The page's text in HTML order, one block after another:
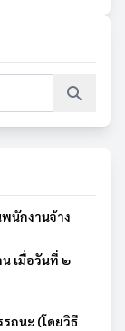
นักงานจ้าง
เมื่อวันที่ ๒
ถนะ (โดยวิธี